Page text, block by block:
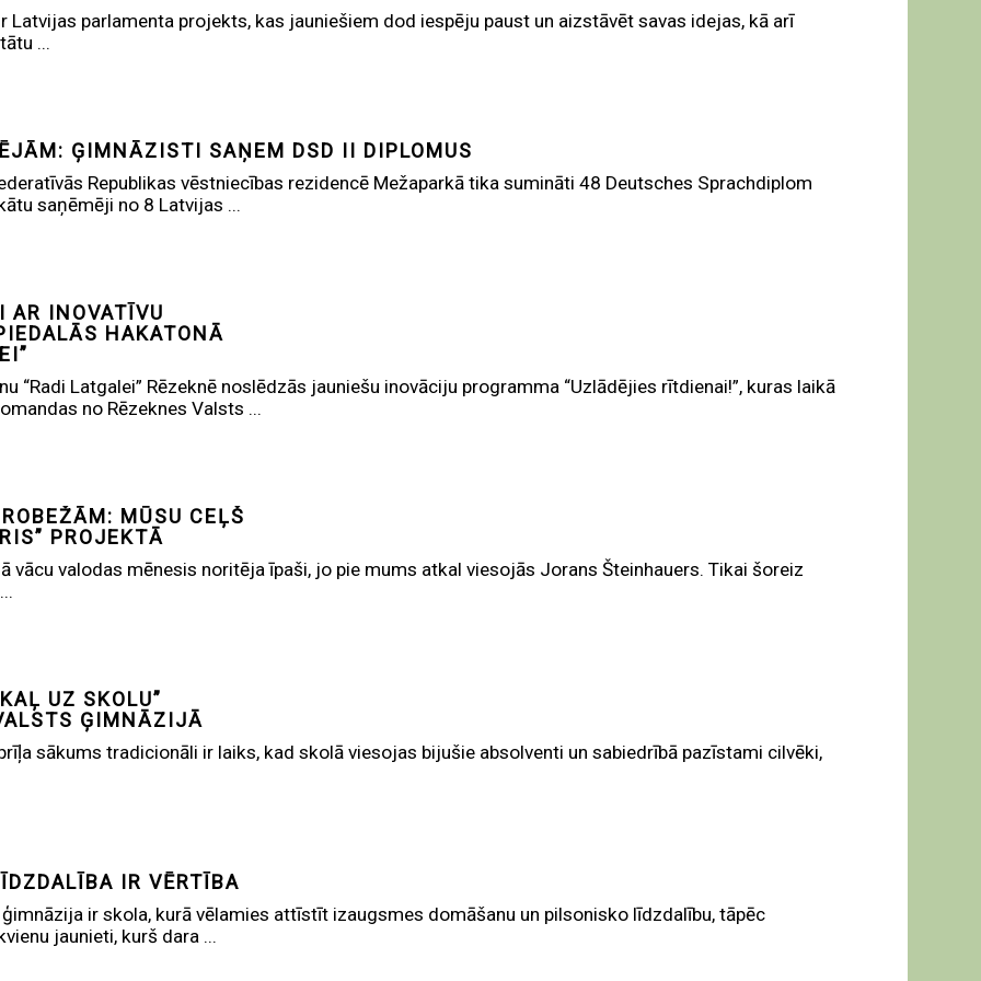
Latvijas parlamenta projekts, kas jauniešiem dod iespēju paust un aizstāvēt savas idejas, kā arī
...
ĢIMNĀZISTI SAŅEM DSD II DIPLOMUS
Republikas vēstniecības rezidencē Mežaparkā tika sumināti 48 Deutsches Sprachdiplom
saņēmēji no 8 Latvijas ...
AR INOVATĪVU
HAKATONĀ
“Radi Latgalei” Rēzeknē noslēdzās jauniešu inovāciju programma “Uzlādējies rītdienai!”, kuras laikā
no Rēzeknes Valsts ...
MŪSU CEĻŠ
PROJEKTĀ
vācu valodas mēnesis noritēja īpaši, jo pie mums atkal viesojās Jorans Šteinhauers. Tikai šoreiz
UZ SKOLU”
ĢIMNĀZIJĀ
sākums tradicionāli ir laiks, kad skolā viesojas bijušie absolventi un sabiedrībā pazīstami cilvēki,
IR VĒRTĪBA
ir skola, kurā vēlamies attīstīt izaugsmes domāšanu un pilsonisko līdzdalību, tāpēc
jaunieti, kurš dara ...